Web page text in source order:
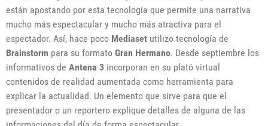
están apostando por esta tecnología que permite una narrativa
mucho más espectacular y mucho más atractiva para el
espectador. Así, hace poco Mediaset utilizo tecnología de
Brainstorm para su formato Gran Hermano. Desde septiembre los
informativos de Antena 3 incorporan en su plató virtual
contenidos de realidad aumentada como herramienta para
explicar la actualidad. Un elemento que sirve para que el
presentador o un reportero explique detalles de alguna de las